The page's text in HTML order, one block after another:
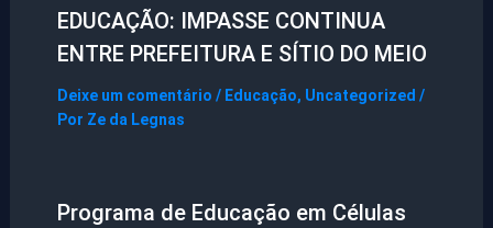
EDUCAÇÃO: IMPASSE CONTINUA
ENTRE PREFEITURA E SÍTIO DO MEIO
Deixe um comentário / Educação, Uncategorized /
Por Ze da Legnas
Programa de Educação em Células